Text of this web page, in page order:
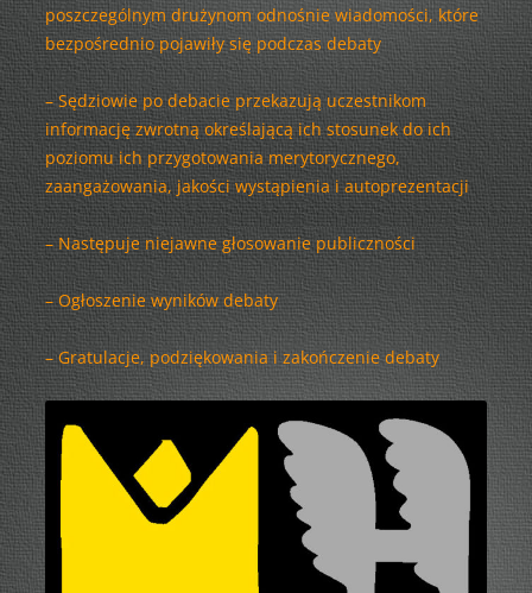
poszczególnym drużynom odnośnie wiadomości, które
bezpośrednio pojawiły się podczas debaty
– Sędziowie po debacie przekazują uczestnikom
informację zwrotną określającą ich stosunek do ich
poziomu ich przygotowania merytorycznego,
zaangażowania, jakości wystąpienia i autoprezentacji
– Następuje niejawne głosowanie publiczności
– Ogłoszenie wyników debaty
– Gratulacje, podziękowania i zakończenie debaty